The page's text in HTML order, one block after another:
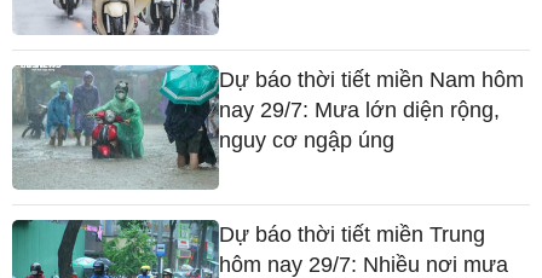
Dự báo thời tiết miền Nam hôm
nay 29/7: Mưa lớn diện rộng,
nguy cơ ngập úng
Dự báo thời tiết miền Trung
hôm nay 29/7: Nhiều nơi mưa